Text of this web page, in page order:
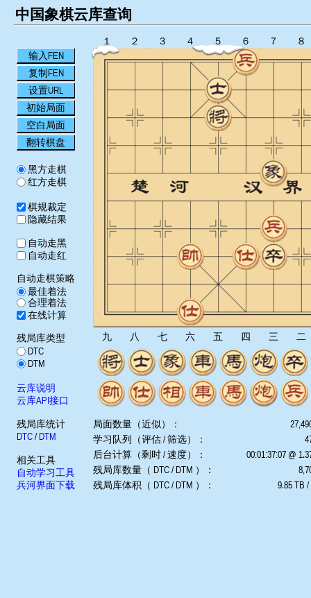
中国象棋云库查询
输入FEN
复制FEN
设置URL
初始局面
空白局面
翻转棋盘
黑方走棋
红方走棋
棋规裁定
隐藏结果
自动走黑
自动走红
自动走棋策略
最佳着法
合理着法
在线计算
残局库类型
DTC
DTM
云库说明
云库API接口
残局库统计
DTC/ DTM
相关工具
自动学习工具
兵河界面下载
１ ２ ３ ４ ５ ６ ７ ８
九 八 七 六 五 四 三 二
局面数量（近似）：
学习队列（评估 / 筛选）：
后台计算（剩时 / 速度）：
00:01:37:07 @
残局库数量（ DTC / DTM ）：
残局库体积（ DTC / DTM ）：
9.85 TB